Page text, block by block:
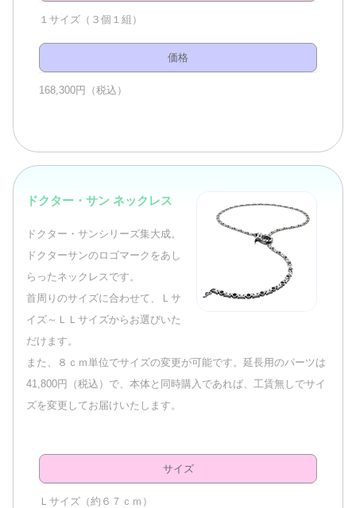
１サイズ（３個１組）
価格
168,300円（税込）
ドクター・サン ネックレス
ドクター・サンシリーズ集大成。
ドクターサンのロゴマークをあし
らったネックレスです。
首周りのサイズに合わせて、Ｌサ
イズ～ＬＬサイズからお選びいた
だけます。
また、８ｃｍ単位でサイズの変更が可能です。延長用のパーツは
41,800円（税込）で、本体と同時購入であれば、工賃無しでサイ
ズを変更してお届けいたします。
サイズ
Ｌサイズ（約６７ｃｍ）